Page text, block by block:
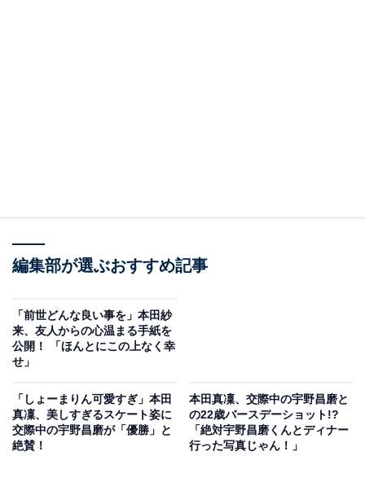
編集部が選ぶおすすめ記事
「前世どんな良い事を」本田紗
来、友人からの心温まる手紙を
公開！ 「ほんとにこの上なく幸
せ」
「しょーまりん可愛すぎ」本田
真凜、美しすぎるスケート姿に
交際中の宇野昌磨が「優勝」と
絶賛！
本田真凜、交際中の宇野昌磨と
の22歳バースデーショット!?
「絶対宇野昌磨くんとディナー
行った写真じゃん！」